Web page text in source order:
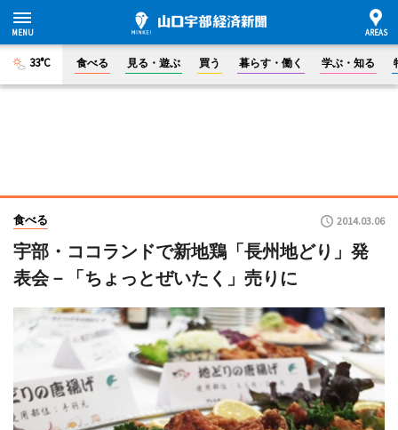
33°C 食べる 見る・遊ぶ 買う 暮らす・働く 学ぶ・知る
食べる 2014.03.06
宇部・ココランドで新地鶏「長州地どり」発
表会－「ちょっとぜいたく」売りに